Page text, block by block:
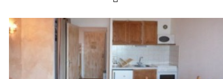
Les Orres 1650
Les Orres 1650 centre station
Les Orres 1800 Bois Méan